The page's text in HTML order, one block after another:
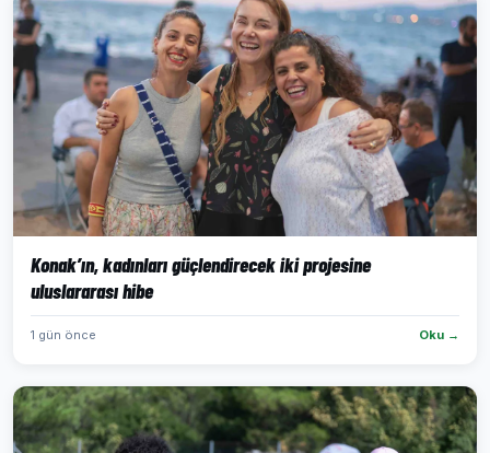
Konak’ın, kadınları güçlendirecek iki projesine
uluslararası hibe
1 gün önce Oku →